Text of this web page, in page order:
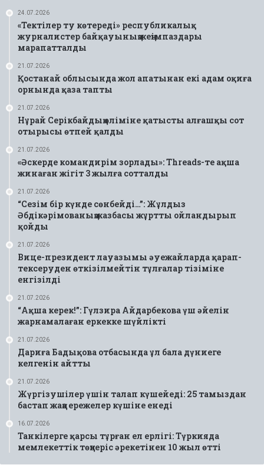
24.07.2026
«Тектілер ту көтереді» республикалық
журналистер байқауының жеңімпаздары
марапатталды
21.07.2026
Қостанай облысында жол апатынан екі адам оқиға
орнында қаза тапты
21.07.2026
Нұрай Серікбайдың өліміне қатысты алғашқы сот
отырысы өтпей қалды
21.07.2026
«Әскерде командирім зорлады»: Threads-те ақша
жинаған жігіт 3 жылға сотталды
21.07.2026
“Сезім бір күнде сөнбейді…”: Жұлдыз
Әбдікәрімованың жазбасы жұртты ойландырып
қойды
21.07.2026
Вице-президент лауазымы әуежайларда қарап-
тексеруден өткізілмейтін тұлғалар тізіміне
енгізілді
21.07.2026
“Ақша керек!”: Гүлзира Айдарбекова үш әйелін
жарнамалаған еркекке шүйлікті
21.07.2026
Дариға Бадықова отбасында ұл бала дүниеге
келгенін айтты
21.07.2026
Жүргізушілер үшін талап күшейеді: 25 тамыздан
бастап жаңа ережелер күшіне енеді
16.07.2026
Танкілерге қарсы тұрған ел ерлігі: Түркияда
мемлекеттік төңкеріс әрекетінен 10 жыл өтті